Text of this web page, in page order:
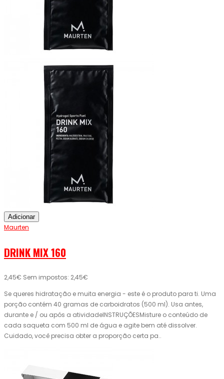
Adicionar
Maurten
DRINK MIX 160
2,45€ Sem impostos: 2,45€
Se queres hidratação e muita energia - este é o produto para ti. Uma
porção contém 40 gramas de carboidratos (500 ml). Usa antes,
durante e / ou após a atividadeINSTRUÇÕESMisture o conteúdo de
cada saqueta com 500 ml de água e agite bem até dissolver.
Cuidado, você precisa obter a proporção certa pa..